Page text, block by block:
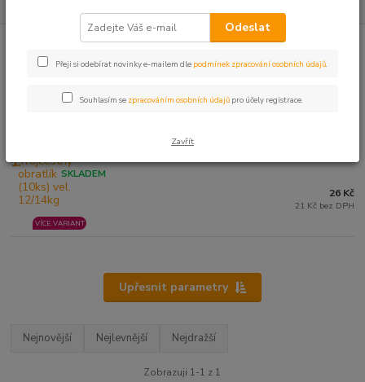
LOV NA FEEDER Háčky, obratlíky, karabinky TROJOBRATLÍKY
TROJOBRATLÍKY
1.
SKLADEM
VÍCE VARIANT
26 Kč
21 Kč bez DPH
Upřesnit parametry
Nejnovější Nejlevnější Nejdražší
Zobrazuji 1-1 z 1
Odeslat
Přeji si odebírat novinky e-mailem dle podmínek zpracování osobních údajů.
Souhlasím se zpracováním osobních údajů pro účely registrace.
Zavřít